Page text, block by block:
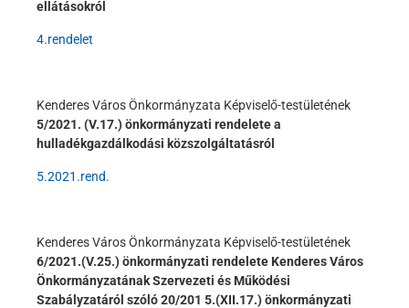
ellátásokról
4.rendelet
Kenderes Város Önkormányzata Képviselő-testületének
5/2021. (V.17.) önkormányzati rendelete a
hulladékgazdálkodási közszolgáltatásról
5.2021.rend.
Kenderes Város Önkormányzata Képviselő-testületének
6/2021.(V.25.) önkormányzati rendelete Kenderes Város
Önkormányzatának Szervezeti és Működési
Szabályzatáról szóló 20/201 5.(XII.17.) önkormányzati